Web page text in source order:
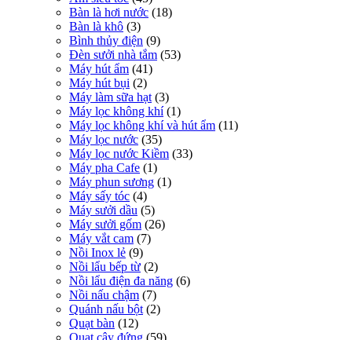
Bàn là hơi nước (18)
Bàn là khô (3)
Bình thủy điện (9)
Đèn sưởi nhà tắm (53)
Máy hút ẩm (41)
Máy hút bụi (2)
Máy làm sữa hạt (3)
Máy lọc không khí (1)
Máy lọc không khí và hút ẩm (11)
Máy lọc nước (35)
Máy lọc nước Kiềm (33)
Máy pha Cafe (1)
Máy phun sương (1)
Máy sấy tóc (4)
Máy sưởi dầu (5)
Máy sưởi gốm (26)
Máy vắt cam (7)
Nồi Inox lẻ (9)
Nồi lẩu bếp từ (2)
Nồi lẩu điện đa năng (6)
Nồi nấu chậm (7)
Quánh nấu bột (2)
Quạt bàn (12)
Quạt cây đứng (59)